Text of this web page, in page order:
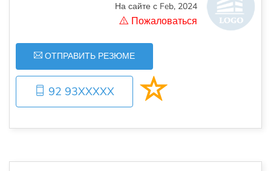
На сайте с Feb, 2024
Пожаловаться
ОТПРАВИТЬ РЕЗЮМЕ
92 93XXXXX